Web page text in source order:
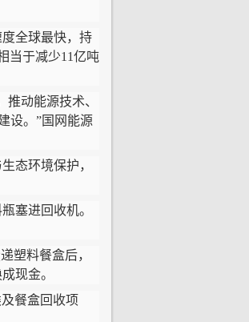
全球最快，持
当于减少11亿吨
动能源技术、
设。”国网能源
态环境保护，
塞进回收机。
塑料餐盒后，
现金。
餐盒回收项